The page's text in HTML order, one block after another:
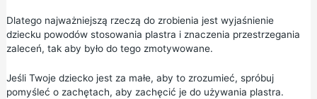
Dlatego najważniejszą rzeczą do zrobienia jest wyjaśnienie
dziecku powodów stosowania plastra i znaczenia przestrzegania
zaleceń, tak aby było do tego zmotywowane.
Jeśli Twoje dziecko jest za małe, aby to zrozumieć, spróbuj
pomyśleć o zachętach, aby zachęcić je do używania plastra.